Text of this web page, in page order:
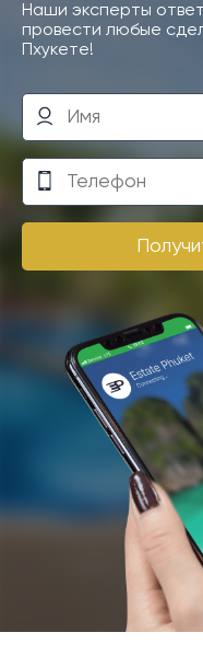
Наши эксперты
провести любые
Пхукете!